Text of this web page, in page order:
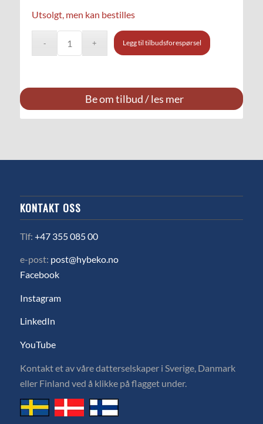
Utsolgt, men kan bestilles
Legg til tilbudsforespørsel
Be om tilbud / les mer
KONTAKT OSS
Tlf: +47 355 085 00
e-post: post@hybeko.no
Facebook
Instagram
LinkedIn
YouTube
Kontakt et av våre datterselskaper i Sverige, Danmark
eller Finland ved å klikke på flagget under.